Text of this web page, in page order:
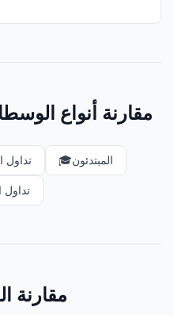
مقارنة أنواع
تداول 🎓المبتدئون
تداول
مقارنة